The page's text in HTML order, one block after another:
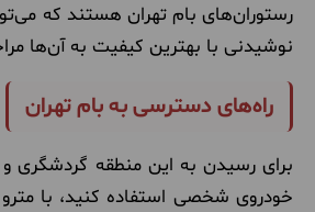
رستوران‌های بام تهران هستند که
نوشیدنی با بهترین کیفیت به آن‌ها
راه‌های دسترسی به بام تهران
برای رسیدن به این منطقه گردشگری و
خودروی شخصی استفاده کنید، با مترو